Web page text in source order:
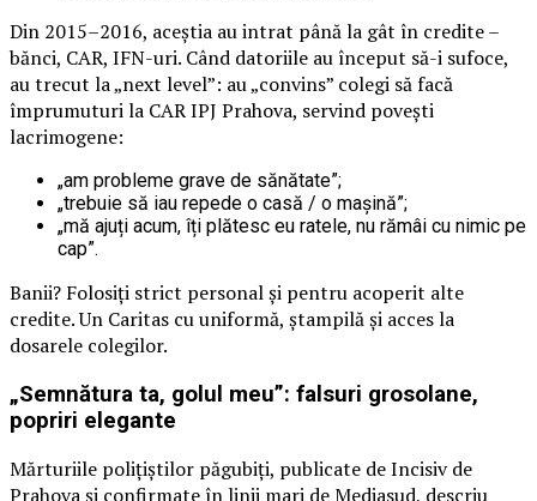
Din 2015–2016, aceștia au intrat până la gât în credite –
bănci, CAR, IFN-uri. Când datoriile au început să-i sufoce,
au trecut la „next level”: au „convins” colegi să facă
împrumuturi la CAR IPJ Prahova, servind povești
lacrimogene:
„am probleme grave de sănătate”;
„trebuie să iau repede o casă / o mașină”;
„mă ajuți acum, îți plătesc eu ratele, nu rămâi cu nimic pe
cap”.
Banii? Folosiți strict personal și pentru acoperit alte
credite. Un Caritas cu uniformă, ștampilă și acces la
dosarele colegilor.
„Semnătura ta, golul meu”: falsuri grosolane,
popriri elegante
Mărturiile polițiștilor păgubiți, publicate de Incisiv de
Prahova și confirmate în linii mari de Mediasud, descriu